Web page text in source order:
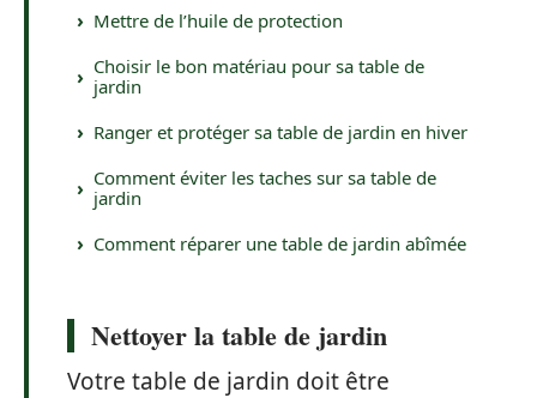
Mettre de l’huile de protection
Choisir le bon matériau pour sa table de
jardin
Ranger et protéger sa table de jardin en hiver
Comment éviter les taches sur sa table de
jardin
Comment réparer une table de jardin abîmée
Nettoyer la table de jardin
Votre table de jardin doit être